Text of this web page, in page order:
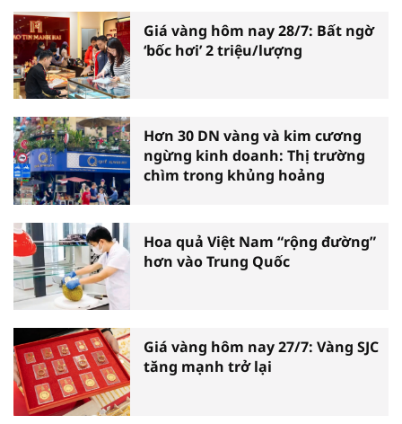
Giá vàng hôm nay 28/7: Bất ngờ
‘bốc hơi’ 2 triệu/lượng
Hơn 30 DN vàng và kim cương
ngừng kinh doanh: Thị trường
chìm trong khủng hoảng
Hoa quả Việt Nam “rộng đường”
hơn vào Trung Quốc
Giá vàng hôm nay 27/7: Vàng SJC
tăng mạnh trở lại